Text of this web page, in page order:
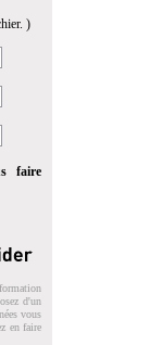
)
faire
d'un
vous
en faire